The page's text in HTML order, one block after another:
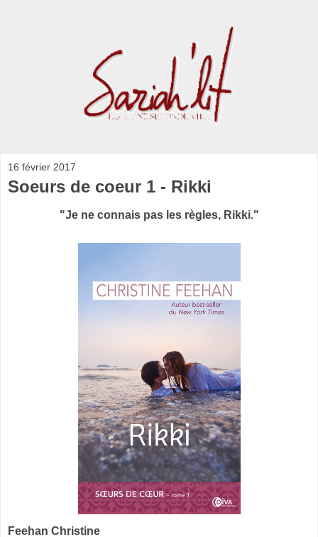
16 février 2017
Soeurs de coeur 1 - Rikki
"Je ne connais pas les règles, Rikki."
Feehan Christine